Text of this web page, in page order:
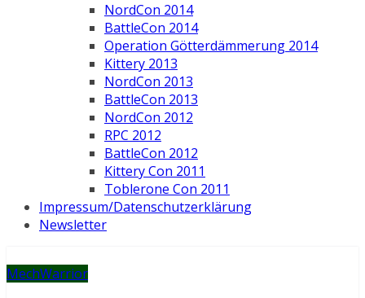
NordCon 2014
BattleCon 2014
Operation Götterdämmerung 2014
Kittery 2013
NordCon 2013
BattleCon 2013
NordCon 2012
RPC 2012
BattleCon 2012
Kittery Con 2011
Toblerone Con 2011
Impressum/Datenschutzerklärung
Newsletter
MechWarrior